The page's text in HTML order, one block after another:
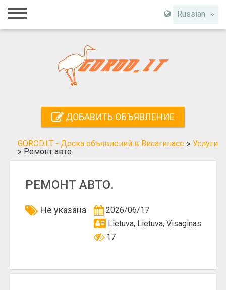
Russian
Главная
Регистрация
Поиск
ДОБАВИТЬ ОБЪЯВЛЕНИЕ
GOROD.LT - Доска объявлений в Висагинасе » Услуги
» Ремонт авто.
РЕМОНТ АВТО.
Не указана
2026/06/17
Lietuva, Lietuva, Visaginas
17